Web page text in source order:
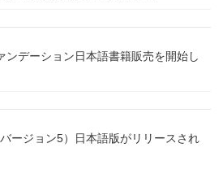
ンデーション日本語書籍販売を開始し
ージョン5）日本語版がリリースされ